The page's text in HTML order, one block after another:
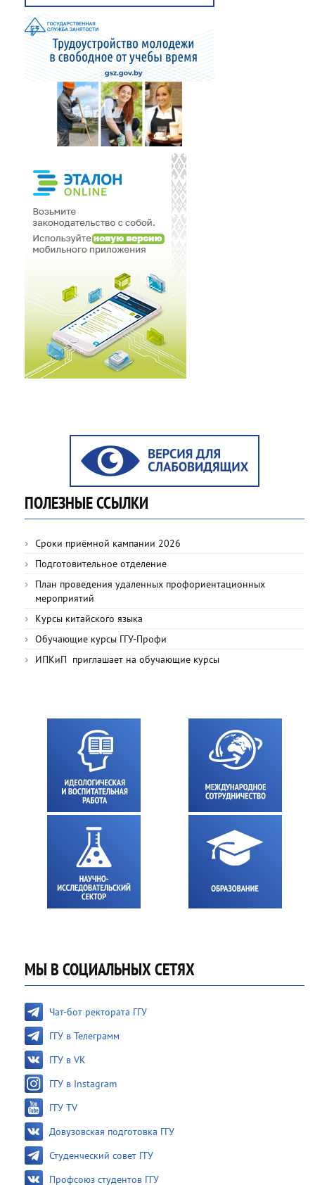
ПОЛЕЗНЫЕ ССЫЛКИ
Сроки приёмной кампании 2026
Подготовительное отделение
План проведения удаленных профориентационных
мероприятий
Курсы китайского языка
Обучающие курсы ГГУ-Профи
ИПКиП приглашает на обучающие курсы
МЫ В СОЦИАЛЬНЫХ СЕТЯХ
Чат-бот ректората ГГУ
ГГУ в Телеграмм
ГГУ в VK
ГГУ в Instagram
ГГУ TV
Довузовская подготовка ГГУ
Студенческий совет ГГУ
Профсоюз студентов ГГУ